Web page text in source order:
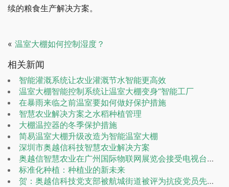
续的粮食生产解决方案。
« 温室大棚如何控制湿度？
相关新闻
智能灌溉系统让农业灌溉节水智能更高效
温室大棚智能控制系统让温室大棚变身“智能工厂
在暴雨来临之前温室要如何做好保护措施
智慧农业解决方案之水稻种植管理
大棚温控器的冬季保护措施
简易温室大棚升级改造为智能温室大棚
深圳市奥越信科技智慧农业解决方案
奥越信智慧农业在广州国际物联网展览会接受电视台采访
标准化种植：种植业的新未来
贺：奥越信科技党支部被航城街道被评为抗疫党员先锋模范